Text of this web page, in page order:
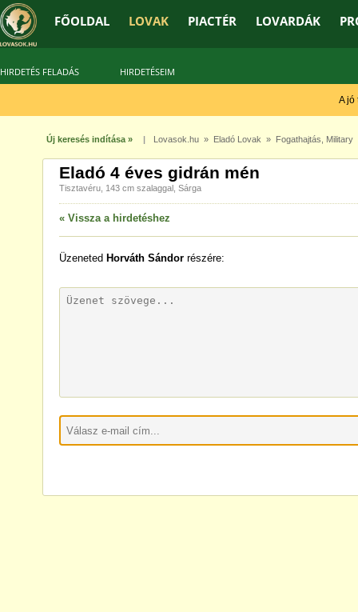
FŐOLDAL LOVAK PIACTÉR LOVARDÁK
HIRDETÉS FELADÁS HIRDETÉSEIM
A jó
Új keresés indítása » | Lovasok.hu» Eladó Lovak » Fogathajtás Military
Eladó 4 éves gidrán mén
Tisztavéru, 143 cm szalaggal, Sárga
« Vissza a hirdetéshez
Üzeneted Horváth Sándorrészére: